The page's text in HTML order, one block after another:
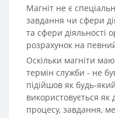
Магніт не є
завдання чи сфери
та сфери діяльності
розрахунок на
Оскільки магніти
термін служби - не
підійшов як будь-
використовується
процесу, завдання,